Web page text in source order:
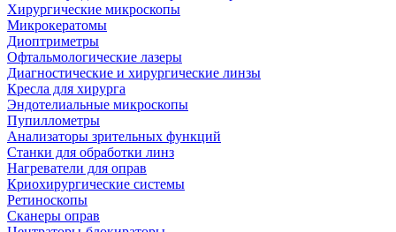
Хирургические микроскопы
Микрокератомы
Диоптриметры
Офтальмологические лазеры
Диагностические и хирургические линзы
Кресла для хирурга
Эндотелиальные микроскопы
Пупиллометры
Анализаторы зрительных функций
Станки для обработки линз
Нагреватели для оправ
Криохирургические системы
Ретиноскопы
Сканеры оправ